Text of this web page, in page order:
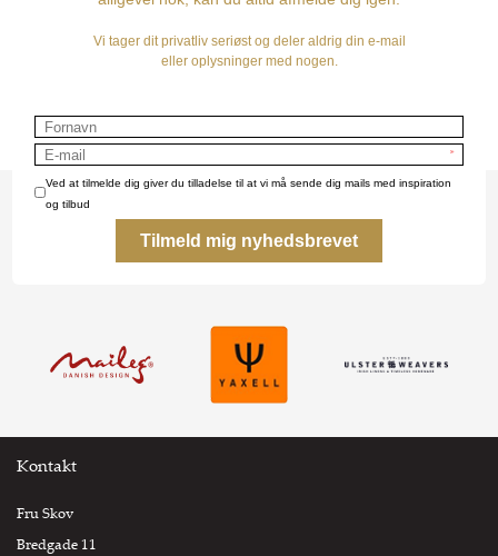
Bistro er en fransk café-klassiker siden 1874.
Kontakt
Fru Skov
Bredgade 11